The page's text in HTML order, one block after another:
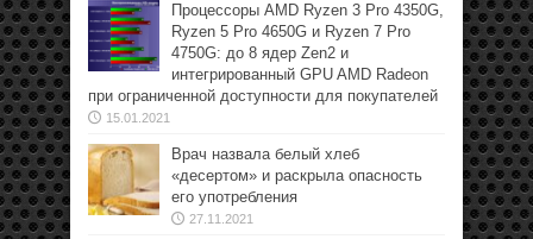
Процессоры AMD Ryzen 3 Pro 4350G,
Ryzen 5 Pro 4650G и Ryzen 7 Pro
4750G: до 8 ядер Zen2 и
интегрированный GPU AMD Radeon
при ограниченной доступности для покупателей
15.01.2021
Врач назвала белый хлеб
«десертом» и раскрыла опасность
его употребления
27.11.2021